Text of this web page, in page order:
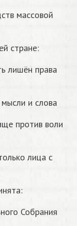
массовой
стране:
лишён права
и слова
против воли
лица с
Собрания